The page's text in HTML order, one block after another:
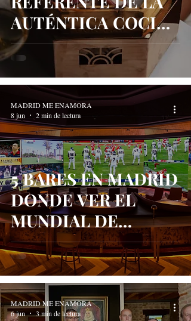
AUTÉNTICA COCINA
CANTONESA EN
MADRID
5 BARES EN MADRID
DONDE VER EL
MUNDIAL DE
FÚTBOL 2026
MADRID ME ENAMORA
8 jun
2 min de lectura
MADRID ME ENAMORA
6 jun
3 min de lectura